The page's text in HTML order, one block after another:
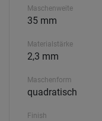
Maschenweite
35 mm
Materialstärke
2,3 mm
Maschenform
quadratisch
Finish